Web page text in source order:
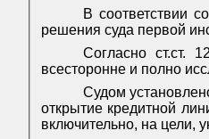
В соответствии
решения суда первой
Согласно ст.ст.
всесторонне и полно
Судом
открытие кредитной
включительно, на цели,